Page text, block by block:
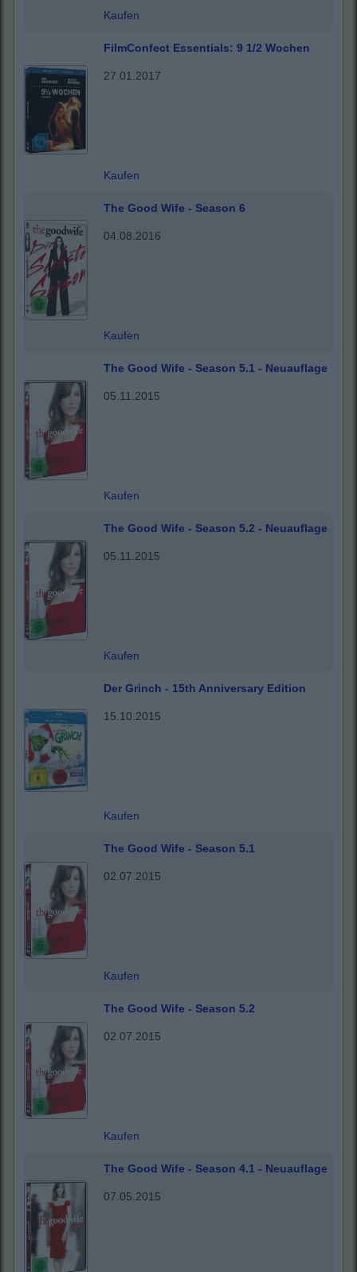
Kaufen
FilmConfect Essentials: 9 1/2 Wochen
27.01.2017
Kaufen
The Good Wife - Season 6
04.08.2016
Kaufen
The Good Wife - Season 5.1 - Neuauflage
05.11.2015
Kaufen
The Good Wife - Season 5.2 - Neuauflage
05.11.2015
Kaufen
Der Grinch - 15th Anniversary Edition
15.10.2015
Kaufen
The Good Wife - Season 5.1
02.07.2015
Kaufen
The Good Wife - Season 5.2
02.07.2015
Kaufen
The Good Wife - Season 4.1 - Neuauflage
07.05.2015